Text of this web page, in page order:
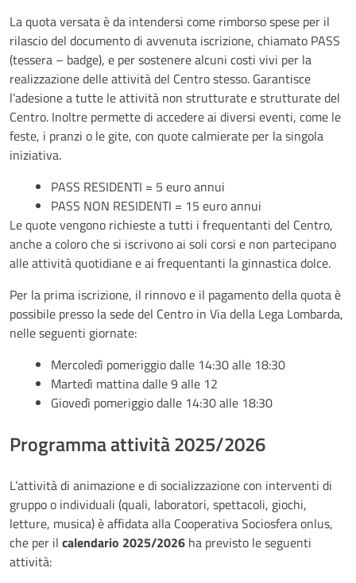
La quota versata è da intendersi come rimborso spese per il
rilascio del documento di avvenuta iscrizione, chiamato PASS
(tessera – badge), e per sostenere alcuni costi vivi per la
realizzazione delle attività del Centro stesso. Garantisce
l’adesione a tutte le attività non strutturate e strutturate del
Centro. Inoltre permette di accedere ai diversi eventi, come le
feste, i pranzi o le gite, con quote calmierate per la singola
iniziativa.
PASS RESIDENTI = 5 euro annui
PASS NON RESIDENTI = 15 euro annui
Le quote vengono richieste a tutti i frequentanti del Centro,
anche a coloro che si iscrivono ai soli corsi e non partecipano
alle attività quotidiane e ai frequentanti la ginnastica dolce.
Per la prima iscrizione, il rinnovo e il pagamento della quota è
possibile presso la sede del Centro in Via della Lega Lombarda,
nelle seguenti giornate:
Mercoledì pomeriggio dalle 14:30 alle 18:30
Martedì mattina dalle 9 alle 12
Giovedì pomeriggio dalle 14:30 alle 18:30
Programma attività 2025/2026
L’attività di animazione e di socializzazione con interventi di
gruppo o individuali (quali, laboratori, spettacoli, giochi,
letture, musica) è affidata alla Cooperativa Sociosfera onlus,
che per il calendario 2025/2026 ha previsto le seguenti
attività: